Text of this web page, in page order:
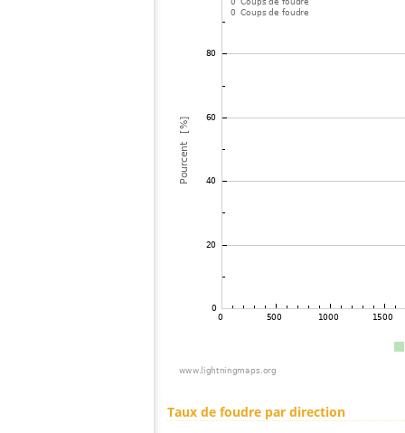
Taux de foudre par direction